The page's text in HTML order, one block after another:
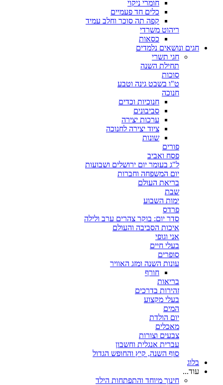
חומרי ניקוי
כלים חד פעמיים
קפה תה סוכר וחלב עמיד
ריהוט משרדי
כסאות
חגים ונושאים נלמדים
חגי תשרי
תחילת השנה
סוכות
ט"ו בשבט גינה וטבע
חנוכה
חנוכיות וכדים
סביבונים
ערכות יצירה
ציוד יצירה לחנוכה
שונות
פורים
פסח ואביב
ל"ג בעומר יום ירושלים ושבועות
יום המשפחה וחברות
בריאת העולם
שבת
ימות השבוע
פרדס
סדר יום: בוקר צהרים ערב ולילה
איכות הסביבה והעולם
אני וגופי
בעלי חיים
סופרים
עונות השנה ומזג האוויר
חורף
בריאות
זהירות בדרכים
בעלי מקצוע
המים
יום הולדת
מאכלים
צבעים וצורות
עברית אנגלית וחשבון
סוף השנה, קיץ והחופש הגדול
בלוג
עוד...
חינוך מיוחד והתפתחות הילד